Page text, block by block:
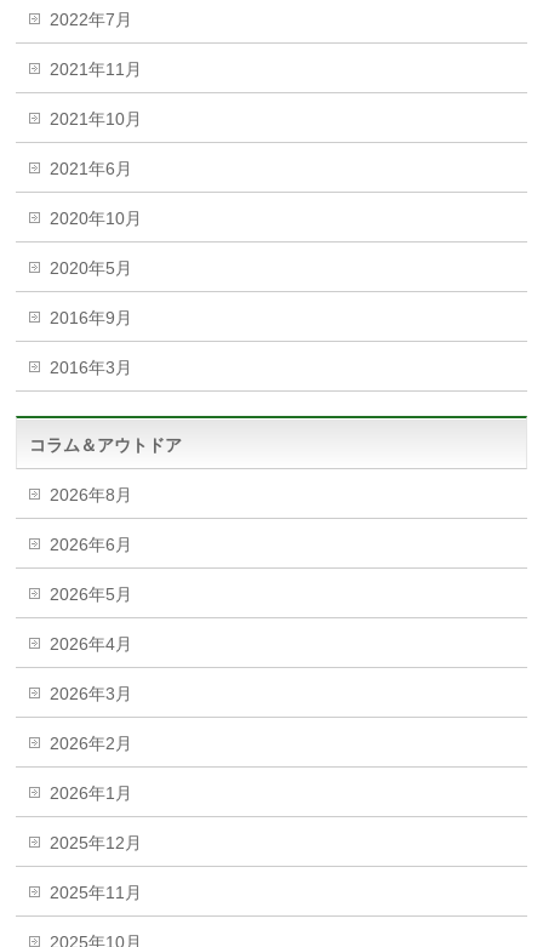
2022年7月
2021年11月
2021年10月
2021年6月
2020年10月
2020年5月
2016年9月
2016年3月
コラム＆アウトドア
2026年8月
2026年6月
2026年5月
2026年4月
2026年3月
2026年2月
2026年1月
2025年12月
2025年11月
2025年10月